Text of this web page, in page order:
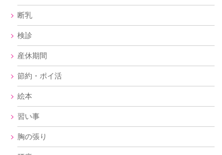
断乳
検診
産休期間
節約・ポイ活
絵本
習い事
胸の張り